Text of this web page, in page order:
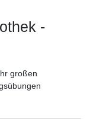
-
großen